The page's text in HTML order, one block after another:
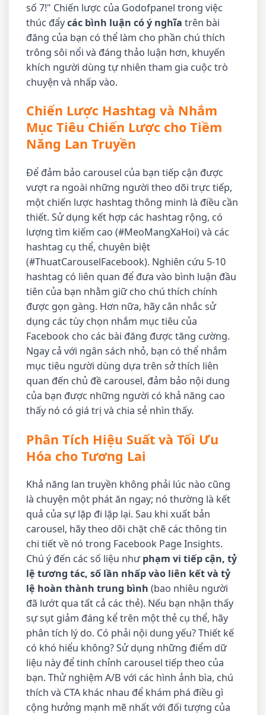
số 7!" Chiến lược của Godofpanel trong việc
thúc đẩycác bình luận có ý nghĩa trên bài
đăng của bạn có thể làm cho phần chú thích
trông sôi nổi và đáng thảo luận hơn, khuyến
khích người dùng tự nhiên tham gia cuộc trò
chuyện và nhấp vào.
Chiến Lược Hashtag và Nhắm
Mục Tiêu Chiến Lược cho Tiềm
Năng Lan Truyền
Để đảm bảo carousel của bạn tiếp cận được
vượt ra ngoài những người theo dõi trực tiếp,
một chiến lược hashtag thông minh là điều cần
thiết. Sử dụng kết hợp các hashtag rộng, có
lượng tìm kiếm cao (#MeoMangXaHoi) và các
hashtag cụ thể, chuyên biệt
(#ThuatCarouselFacebook). Nghiên cứu 5-10
hashtag có liên quan để đưa vào bình luận đầu
tiên của bạn nhằm giữ cho chú thích chính
được gọn gàng. Hơn nữa, hãy cân nhắc sử
dụng các tùy chọn nhắm mục tiêu của
Facebook cho các bài đăng được tăng cường.
Ngay cả với ngân sách nhỏ, bạn có thể nhắm
mục tiêu người dùng dựa trên sở thích liên
quan đến chủ đề carousel, đảm bảo nội dung
của bạn được những người có khả năng cao
thấy nó có giá trị và chia sẻ nhìn thấy.
Phân Tích Hiệu Suất và Tối Ưu
Hóa cho Tương Lai
Khả năng lan truyền không phải lúc nào cũng
là chuyện một phát ăn ngay; nó thường là kết
quả của sự lặp đi lặp lại. Sau khi xuất bản
carousel, hãy theo dõi chặt chẽ các thông tin
chi tiết về nó trong Facebook Page Insights.
Chú ý đến các số liệu nhưphạm vi tiếp cận, tỷ
lệ tương tác, số lần nhấp vào liên kết và tỷ
lệ hoàn thành trung bình (bao nhiêu người
đã lướt qua tất cả các thẻ). Nếu bạn nhận thấy
sự sụt giảm đáng kể trên một thẻ cụ thể, hãy
phân tích lý do. Có phải nội dung yếu? Thiết kế
có khó hiểu không? Sử dụng những điểm dữ
liệu này để tinh chỉnh carousel tiếp theo của
bạn. Thử nghiệm A/B với các hình ảnh bìa, chú
thích và CTA khác nhau để khám phá điều gì
cộng hưởng mạnh mẽ nhất với đối tượng của